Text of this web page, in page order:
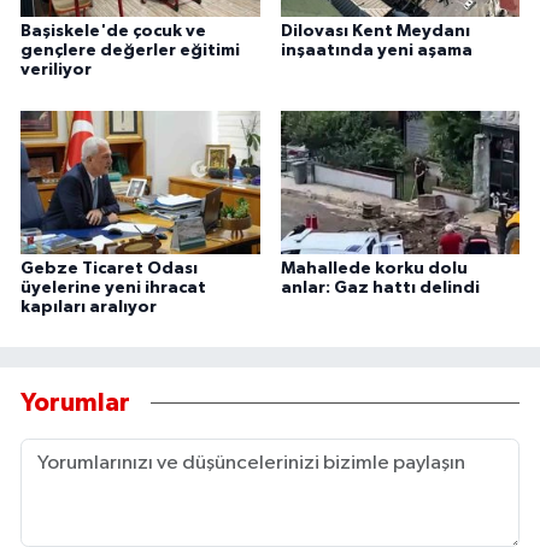
Başiskele'de çocuk ve
gençlere değerler eğitimi
veriliyor
Dilovası Kent Meydanı
inşaatında yeni aşama
Gebze Ticaret Odası
üyelerine yeni ihracat
kapıları aralıyor
Mahallede korku dolu
anlar: Gaz hattı delindi
Yorumlar